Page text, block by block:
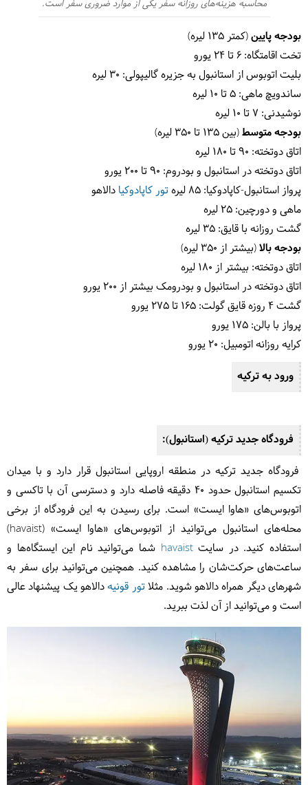
محاسبه هزینه‌های روزانه سفر یکی از موارد ضروری سفر است.
بودجه پایین(کمتر 135 لیره)
تخت اقامتگاه: 6 تا 24 یورو
بلیت اتوبوس از استانبول به جزیره گالیپولی: 30 لیره
ساندویچ ماهی: 5 تا 10 لیره
نوشیدنی: 7 تا 10 لیره
بودجه متوسط(بین 135 تا 350 لیره)
اتاق دوتخته: 90 تا 180 لیره
اتاق دوتخته در استانبول و بودروم: 90 تا 200 یورو
پرواز استانبول-کاپادوکیا: 85 لیره
تور کاپادوکیا دالاهو
ماهی و دورچین: 25 لیره
گشت روزانه با قایق: 35 لیره
بودجه بالا(بیشتر از 350 لیره)
اتاق دوتخته: بیشتر از 180 لیره
اتاق دوتخته در استانبول و بودرومک بیشتر از 200 یورو
گشت 4 روزه قایق گولت: 165 تا 275 یورو
پرواز با بالن: 175 یورو
کرایه روزانه اتومبیل: 20 یورو
ورود به ترکیه
فرودگاه جدید ترکیه (استانبول):
فرودگاه جدید ترکیه در منطقه اروپایی استانبول قرار دارد و با میدان
تکسیم استانبول حدود 40 دقیقه فاصله دارد و دسترسی آن با تاکسی و
اتوبوس‌های «هاوا ایست» است. برای رسیدن به این فرودگاه از برخی
محله‌های استانبول می‌توانید از اتوبوس‌های «هاوا ایست» (
havaist)
استفاده کنید. در سایتhavaist شما می‌توانید نام این ایستگاه‌ها و
ساعت‌های حرکت‌شان را مشاهده کنید. همچنین می‌توانید برای سفر به
شهرهای دیگر همراه دالاهو شوید. مثلاتور قونیهدالاهو یک پیشنهاد عالی
است و می‌توانید از آن لذت ببرید.